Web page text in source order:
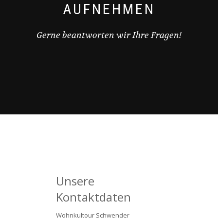
AUFNEHMEN
Gerne beantworten wir Ihre Fragen!
Unsere
Kontaktdaten
Wohnkultour Schwender